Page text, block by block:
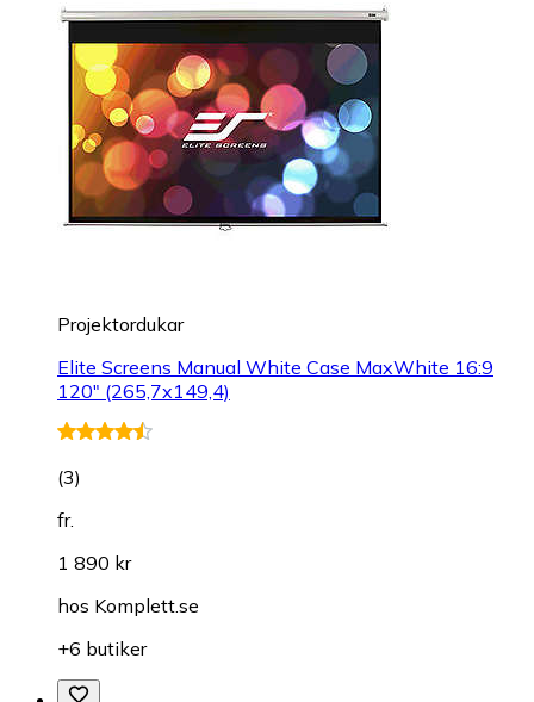
Projektordukar
Elite Screens Manual White Case MaxWhite 16:9
120" (265,7x149,4)
(3)
fr.
1 890 kr
hos Komplett.se
+6 butiker